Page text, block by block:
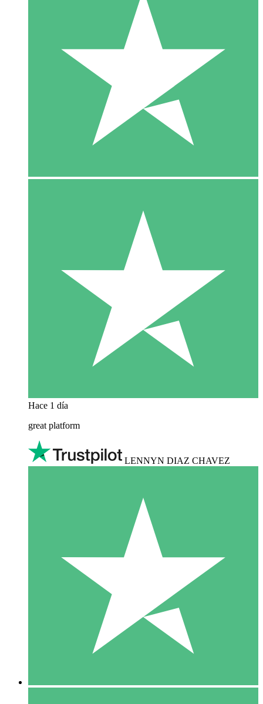
Hace 1 día
great platform
LENNYN DIAZ CHAVEZ